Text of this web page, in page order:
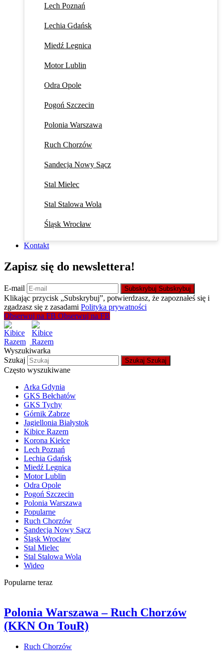
Lech Poznań
Lechia Gdańsk
Miedź Legnica
Motor Lublin
Odra Opole
Pogoń Szczecin
Polonia Warszawa
Ruch Chorzów
Sandecja Nowy Sącz
Stal Mielec
Stal Stalowa Wola
Śląsk Wrocław
Kontakt
Zapisz się do newslettera!
E-mail Subskrybuj Subskrybuj
Klikając przycisk „Subskrybuj”, potwierdzasz, że zapoznałeś się i
zgadzasz się z zasadami Polityka prywatności
Obserwuj na FB Obserwuj na FB
Wyszukiwarka
Szukaj
Szukaj Szukaj
Często wyszukiwane
Arka Gdynia
GKS Bełchatów
GKS Tychy
Górnik Zabrze
Jagiellonia Białystok
Kibice Razem
Korona Kielce
Lech Poznań
Lechia Gdańsk
Miedź Legnica
Motor Lublin
Odra Opole
Pogoń Szczecin
Polonia Warszawa
Popularne
Ruch Chorzów
Sandecja Nowy Sącz
Śląsk Wrocław
Stal Mielec
Stal Stalowa Wola
Wideo
Popularne teraz
Polonia Warszawa – Ruch Chorzów
(KKN On TouR)
Ruch Chorzów